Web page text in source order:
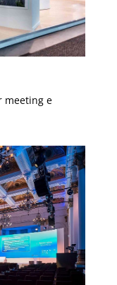
meeting e